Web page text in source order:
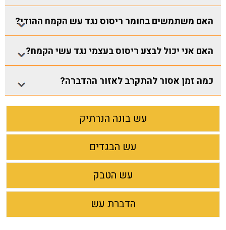
האם משתמשים בחומר ריסוס נגד עש הקמח ההודי?
האם אני יכול לבצע ריסוס בעצמי נגד עשי הקמח?
כמה זמן אסור להתקרב לאזור ההדברה?
עש בונה הנרתיק
עש הבגדים
עש הטבק
הדברת עש